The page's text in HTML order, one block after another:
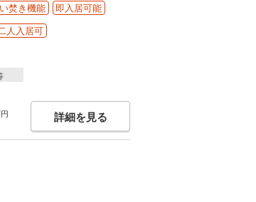
焚き機能
即入居可能
人入居可
詳細を見る